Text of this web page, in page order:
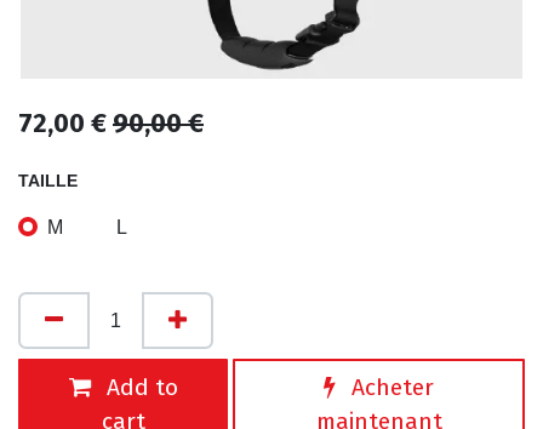
72,00 €90,00€
TAILLE
M L
Add to
cart
Acheter
maintenant